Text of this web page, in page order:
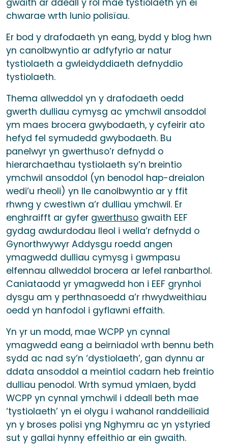
gwaith ar ddeall y rôl mae tystiolaeth yn ei
chwarae wrth lunio polisïau.
Er bod y drafodaeth yn eang, bydd y blog hwn
yn canolbwyntio ar adfyfyrio ar natur
tystiolaeth a gwleidyddiaeth defnyddio
tystiolaeth.
Thema allweddol yn y drafodaeth oedd
gwerth dulliau cymysg ac ymchwil ansoddol
ym maes brocera gwybodaeth, y cyfeirir ato
hefyd fel symudedd gwybodaeth. Bu
panelwyr yn gwerthuso’r defnydd o
hierarchaethau tystiolaeth sy’n breintio
ymchwil ansoddol (yn benodol hap-dreialon
wedi’u rheoli) yn lle canolbwyntio ar y ffit
rhwng y cwestiwn a’r dulliau ymchwil. Er
enghraifft ar gyfer gwerthuso gwaith EEF
gydag awdurdodau lleol i wella’r defnydd o
Gynorthwywyr Addysgu roedd angen
ymagwedd dulliau cymysg i gwmpasu
elfennau allweddol brocera ar lefel ranbarthol.
Caniataodd yr ymagwedd hon i EEF grynhoi
dysgu am y perthnasoedd a’r rhwydweithiau
oedd yn hanfodol i gyflawni effaith.
Yn yr un modd, mae WCPP yn cynnal
ymagwedd eang a beirniadol wrth bennu beth
sydd ac nad sy’n ‘dystiolaeth’, gan dynnu ar
ddata ansoddol a meintiol cadarn heb freintio
dulliau penodol. Wrth symud ymlaen, bydd
WCPP yn cynnal ymchwil i ddeall beth mae
‘tystiolaeth’ yn ei olygu i wahanol randdeiliaid
yn y broses polisi yng Nghymru ac yn ystyried
sut y gallai hynny effeithio ar ein gwaith.